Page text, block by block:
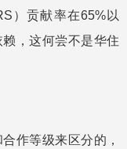
）贡献率在65%以
赖，这何尝不是华住
作等级来区分的，